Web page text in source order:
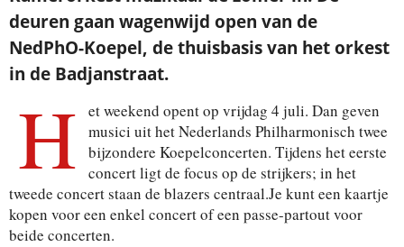
deuren gaan wagenwijd open van de
NedPhO-Koepel, de thuisbasis van het orkest
in de Badjanstraat.
H
et weekend opent op vrijdag 4 juli. Dan geven
musici uit het Nederlands Philharmonisch twee
bijzondere Koepelconcerten. Tijdens het eerste
concert ligt de focus op de strijkers; in het
tweede concert staan de blazers centraal.Je kunt een kaartje
kopen voor een enkel concert of een passe-partout voor
beide concerten.